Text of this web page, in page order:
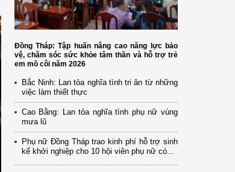
Đồng Tháp: Tập huấn nâng cao năng lực bảo
vệ, chăm sóc sức khỏe tâm thần và hỗ trợ trẻ
em mồ côi năm 2026
Bắc Ninh: Lan tỏa nghĩa tình tri ân từ những
việc làm thiết thực
Cao Bằng: Lan tỏa nghĩa tình phụ nữ vùng
mưa lũ
Phụ nữ Đồng Tháp trao kinh phí hỗ trợ sinh
kế khởi nghiệp cho 10 hội viên phụ nữ có...